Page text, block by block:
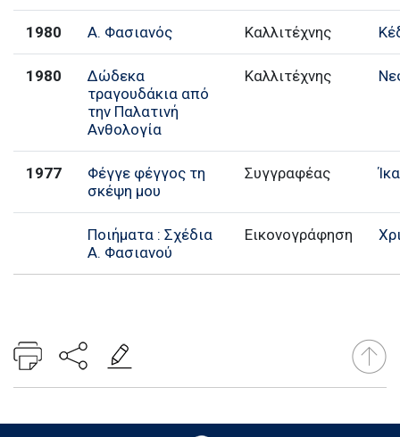
1980 Α. Φασιανός Καλλιτέχνης
1980
Δώδεκα
τραγουδάκια από
την Παλατινή
Ανθολογία
Καλλιτέχνης
1977
Φέγγε φέγγος τη
σκέψη μου
Συγγραφέας
Ποιήματα : Σχέδια
Α. Φασιανού
Εικονογράφηση